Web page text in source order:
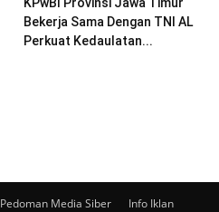
Bekerja Sama Dengan TNI AL
Perkuat Kedaulatan...
Pedoman Media Siber Info Iklan